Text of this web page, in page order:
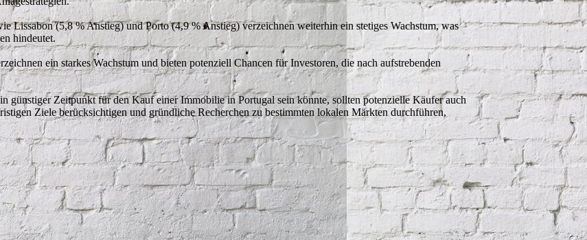
Lissabon (5,8 % Anstieg) und Porto (4,9 % Anstieg) verzeichnen weiterhin ein stetiges Wachstum, was
hindeutet.
ein starkes Wachstum und bieten potenziell Chancen für Investoren, die nach aufstrebenden
günstiger Zeitpunkt für den Kauf einer Immobilie in Portugal sein könnte, sollten potenzielle Käufer auch
Ziele berücksichtigen und gründliche Recherchen zu bestimmten lokalen Märkten durchführen,